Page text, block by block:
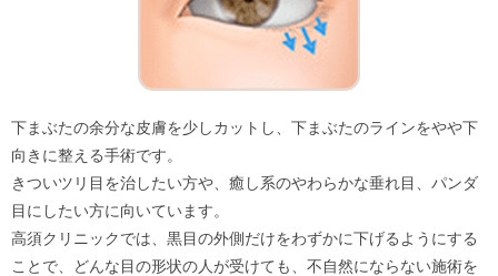
下まぶたの余分な皮膚を少しカットし、下まぶたのラインをやや下
向きに整える手術です。
きついツリ目を治したい方や、癒し系のやわらかな垂れ目、パンダ
目にしたい方に向いています。
高須クリニックでは、黒目の外側だけをわずかに下げるようにする
ことで、どんな目の形状の人が受けても、不自然にならない施術を